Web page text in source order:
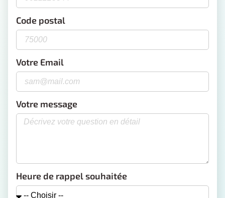
Code postal
Votre Email
Votre message
Heure de rappel souhaitée